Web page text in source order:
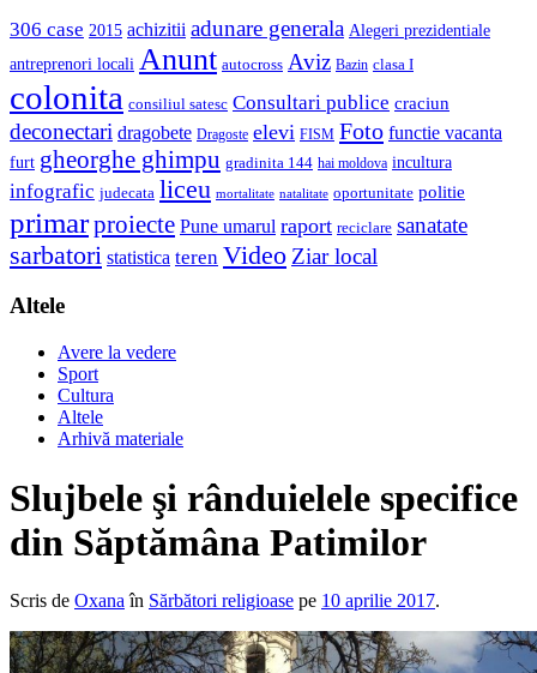
306 case 2015 achizitii adunare generala Alegeri prezidentiale
antreprenori locali Anunt autocross Aviz Bazin clasa I
colonita consiliul satesc Consultari publice craciun
deconectari dragobete Dragoste elevi FISM Foto functie vacanta
furt gheorghe ghimpu gradinita 144 hai moldova incultura
infografic judecata liceu mortalitate natalitate oportunitate politie
primarproiecte Pune umarul raport reciclare sanatate
sarbatori statistica teren Video Ziar local
Altele
Avere la vedere
Sport
Cultura
Altele
Arhivă materiale
Slujbele şi rânduielele specifice
din Săptămâna Patimilor
Scris de Oxana în Sărbători religioase pe 10 aprilie 2017.